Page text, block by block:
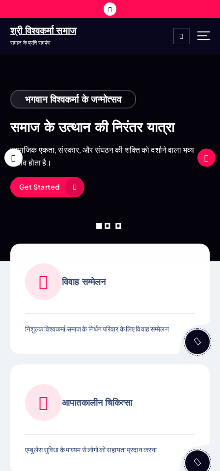
श्री विश्वकर्मा समाज
समाज के प्रति समर्पण
भगवान विश्वकर्मा के जन्मोत्सव
समाज के उत्थान की निरंतर यात्रा
सामाजिक एकता, संस्कार, और संघठन की शक्ति को दर्शाने वाला भव्य
उत्सव होता है।
Get Started
विवाह सम्मेलन
निशुल्क विश्वकर्मा समाज के निर्धन परिवार के लिए विवाह सम्मेलन
आपातकालीन चिकित्सा
एम्बुलेंस सुविधा के माध्यम से लोगों को सहायता प्रदान करना